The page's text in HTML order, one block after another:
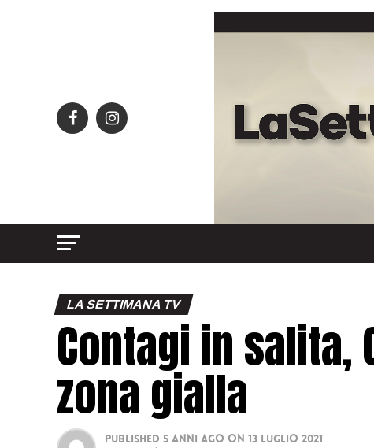
LA SETTIMANA TV
Contagi in salita,
zona gialla
Published 5 anni ago on 13 Luglio 2021